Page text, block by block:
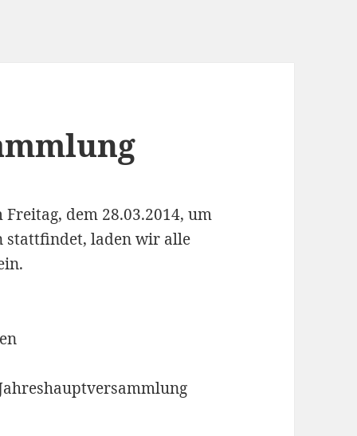
dem 28.03.2014, um
stattfindet, laden wir alle